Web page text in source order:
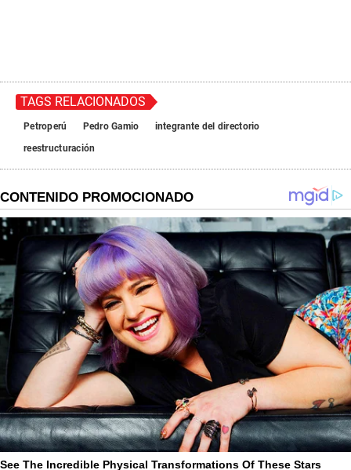
TAGS RELACIONADOS
Petroperú Pedro Gamio
integrante del directorio
reestructuración